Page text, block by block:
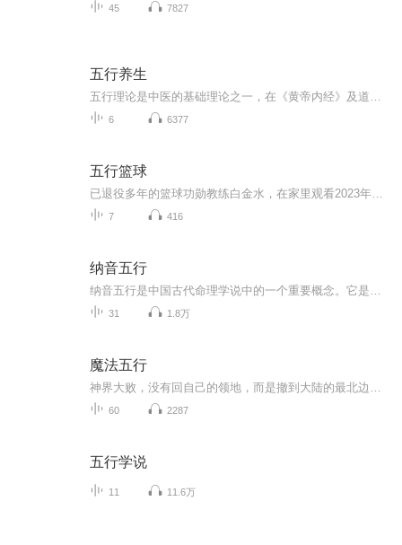
45 7827
五行养生
6 6377
五行篮球
7 416
纳音五行
31 1.8万
魔法五行
60 2287
五行学说
11 11.6万